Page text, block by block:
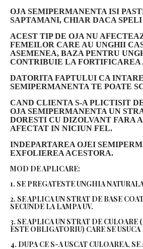
OJA SEMIPERMANENTA ISI
SAPTAMANI, CHIAR DACA
ACEST TIP DE OJA NU
FEMEILOR CARE AU UNGHII
ASEMENEA, BAZA PENTRU
CONTRIBUIE LA FORTIFICAREA
DATORITA FAPTULUI CA
SEMIPERMANENTA TE POATE
CAND CLIENTA S-A PLICTISIT
OJA SEMIPERMANENTA UN
DORESTI CU DIZOLVANT FARA
AFECTAT IN NICIUN FEL.
INDEPARTAREA OJEI
EXFOLIEREA ACESTORA.
MOD DE APLICARE:
1. SE PREGATESTE UNGHIA
2. SE APLICA UN STRAT DE BASE
SECUNDE LA LAMPA UV.
3. SE APLICA UN STRAT DE
ESTE OBLIGATORIU) CARE SE
4. DUPA CE S-A USCAT CULOAREA,